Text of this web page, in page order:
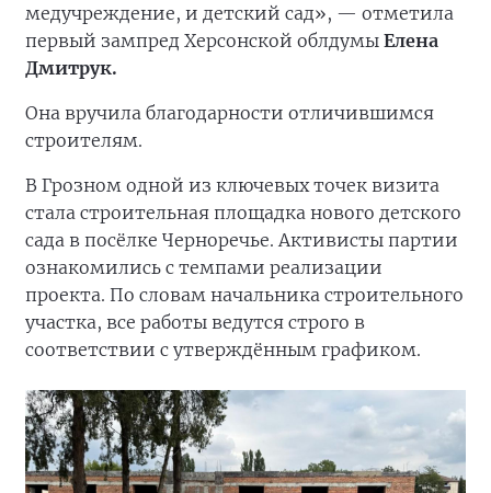
медучреждение, и детский сад», — отметила
первый зампред Херсонской облдумы Елена
Дмитрук.
Она вручила благодарности отличившимся
строителям.
В Грозном одной из ключевых точек визита
стала строительная площадка нового детского
сада в посёлке Черноречье. Активисты партии
ознакомились с темпами реализации
проекта. По словам начальника строительного
участка, все работы ведутся строго в
соответствии с утверждённым графиком.